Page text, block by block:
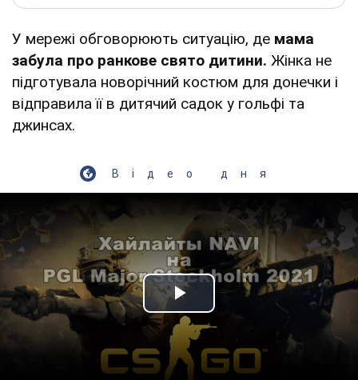
У мережі обговорюють ситуацію, де мама
забула про ранкове свято дитини. Жінка не
підготувала новорічний костюм для донечки і
відправила її в дитячий садок у гольфі та
джинсах.
Відео дня
Play Video